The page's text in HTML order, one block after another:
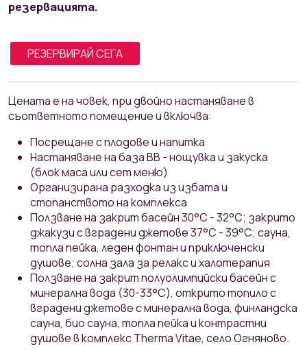
резервацията.
РЕЗЕРВИРАЙ СЕГА
Ценaтa e на човек, при двойно настаняване в
съответното помещение и включва:
Посрещане с плодове и напитка
Настаняване на база ВВ - нощувка и закуска
(блок маса или сет меню)
Организирана разходка из избата и
стопанството на комплекса
Ползване на закрит басейн 30°С - 32°С; закрито
джакузи с вградени джетове 37°С - 39°С; сауна,
топла пейка, леден фонтан и приключенски
душове; солна зала за релакс и халотерапия
Ползване на закрит полуолимпийски басейн с
минерална вода (30-33°С), открито топило с
вградени джетове с минерална вода, финландска
сауна, био сауна, топла пейка и контрастни
душове в комплекс Therma Vitae, село Огняново.